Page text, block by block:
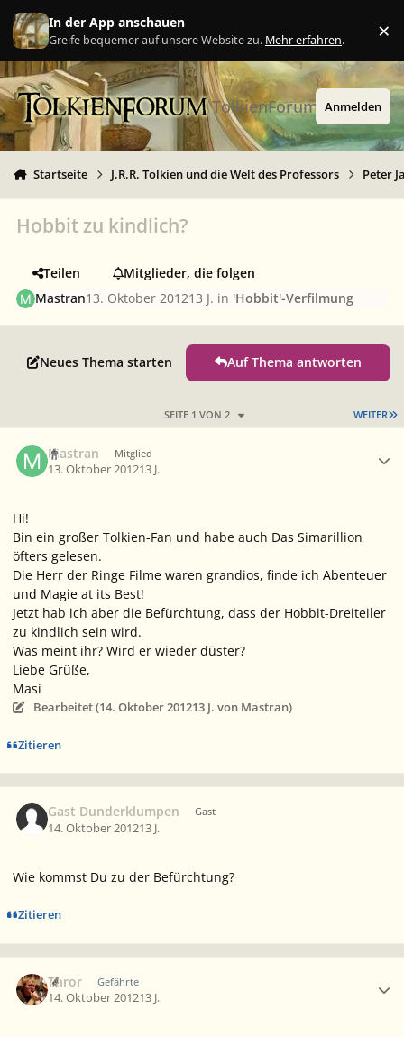
Zu Inhalt springen
In der App anschauen
Greife bequemer auf unsere Website zu. Mehr erfahren. ×
TolkienForum Anmelden
Startseite J.R.R. Tolkien und die Welt des Professors Peter
Hobbit zu kindlich?
Teilen
Mitglieder, die folgen
Mastran13. Oktober 201213 J. in 'Hobbit'-Verfilmung
Neues Thema starten Auf Thema antworten
WEITER
SEITE 1 VON 2
Mastran Mitglied
13. Oktober 201213 J.
Hi!
Bin ein großer Tolkien-Fan und habe auch Das Simarillion
öfters gelesen.
Die Herr der Ringe Filme waren grandios, finde ich Abenteuer
und Magie at its Best!
Jetzt hab ich aber die Befürchtung, dass der Hobbit-Dreiteiler
zu kindlich sein wird.
Was meint ihr? Wird er wieder düster?
Liebe Grüße,
Masi
Bearbeitet (14. Oktober 201213 J. von Mastran)
Zitieren
Gast Dunderklumpen Gast
14. Oktober 201213 J.
Wie kommst Du zu der Befürchtung?
Zitieren
Thror Gefährte
14. Oktober 201213 J.